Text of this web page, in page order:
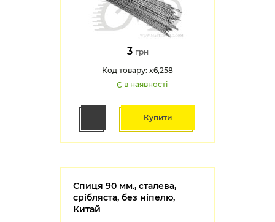
3 грн
Код товару: x6,258
Є в наявності
Купити
Спиця 90 мм., сталева,
срібляста, без ніпелю,
Китай